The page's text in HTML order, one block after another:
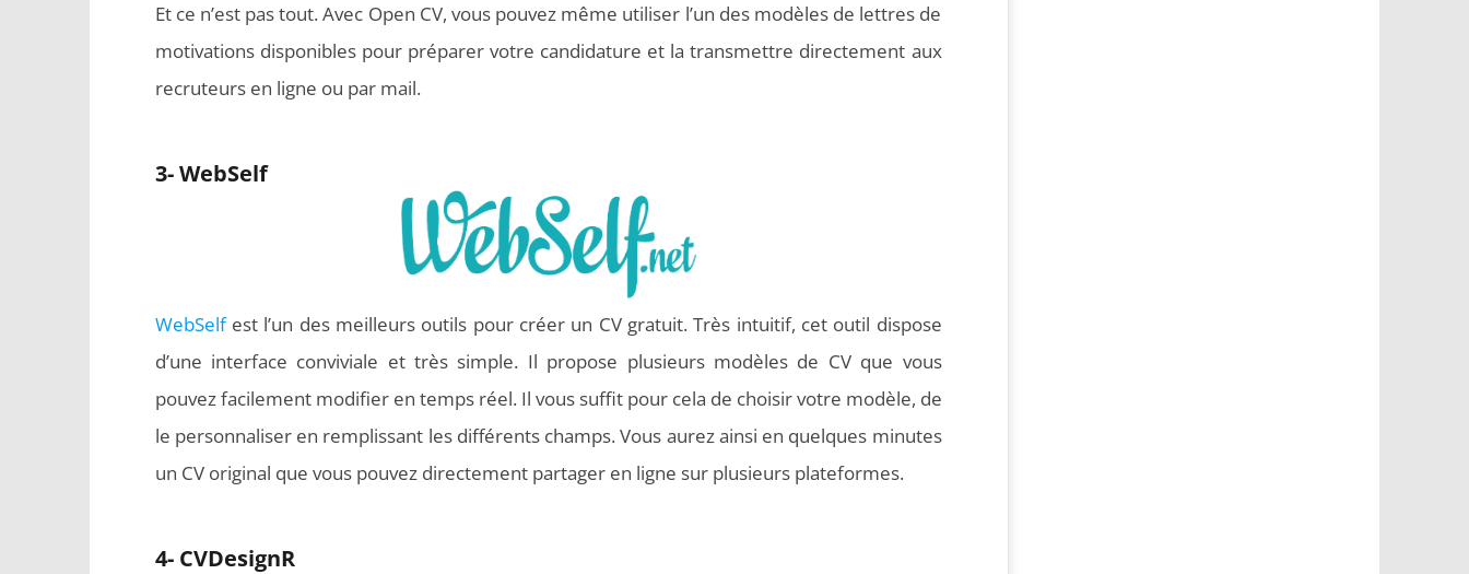
Et ce n’est pas tout. Avec Open CV, vous pouvez même utiliser l’un des modèles de lettres de
motivations disponibles pour préparer votre candidature et la transmettre directement aux
recruteurs en ligne ou par mail.
3- WebSelf
WebSelfest l’un des meilleurs outils pour créer un CV gratuit. Très intuitif, cet outil dispose
d’une interface conviviale et très simple. Il propose plusieurs modèles de CV que vous
pouvez facilement modifier en temps réel. Il vous suffit pour cela de choisir votre modèle, de
le personnaliser en remplissant les différents champs. Vous aurez ainsi en quelques minutes
un CV original que vous pouvez directement partager en ligne sur plusieurs plateformes.
4- CVDesignR